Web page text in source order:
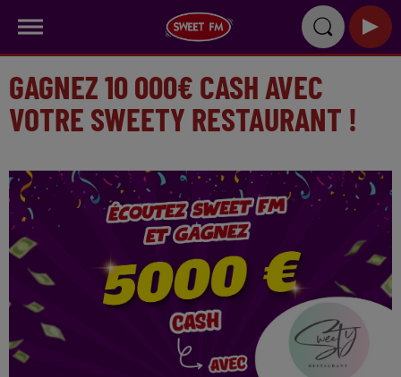
GAGNEZ 10 000€ CASH AVEC
VOTRE SWEETY RESTAURANT !